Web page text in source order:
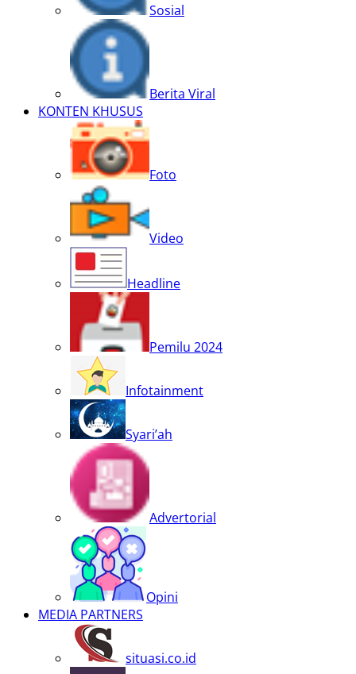
Sosial
Berita Viral
KONTEN KHUSUS
Foto
Video
Headline
Pemilu 2024
Infotainment
Syari’ah
Advertorial
Opini
MEDIA PARTNERS
situasi.co.id